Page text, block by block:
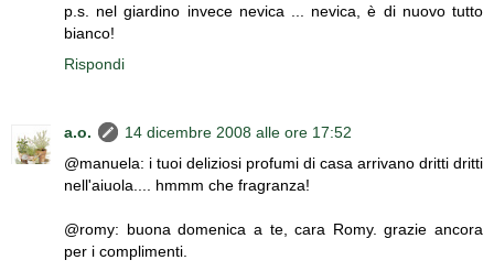
p.s. nel giardino invece nevica ... nevica, è di nuovo tutto
bianco!
Rispondi
a.o.
14 dicembre 2008 alle ore 17:52
@manuela: i tuoi deliziosi profumi di casa arrivano dritti dritti
nell'aiuola.... hmmm che fragranza!
@romy: buona domenica a te, cara Romy. grazie ancora
per i complimenti.